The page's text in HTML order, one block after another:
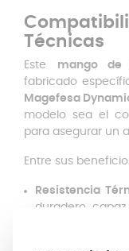
Técnicas
Este mango de
fabricado
Magefesa
modelo sea el
para asegurar un
Entre sus
Resistencia
duradero